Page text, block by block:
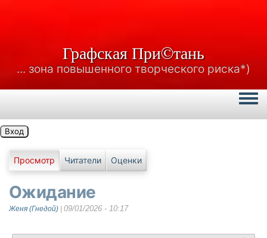
Графская При©тань
... зона повышенного творческого риска*)
Вход
Главные вкладки
Просмотр Читатели Оценки
Ожидание
Женя (Гнедой) 09/01/2026 - 10:17